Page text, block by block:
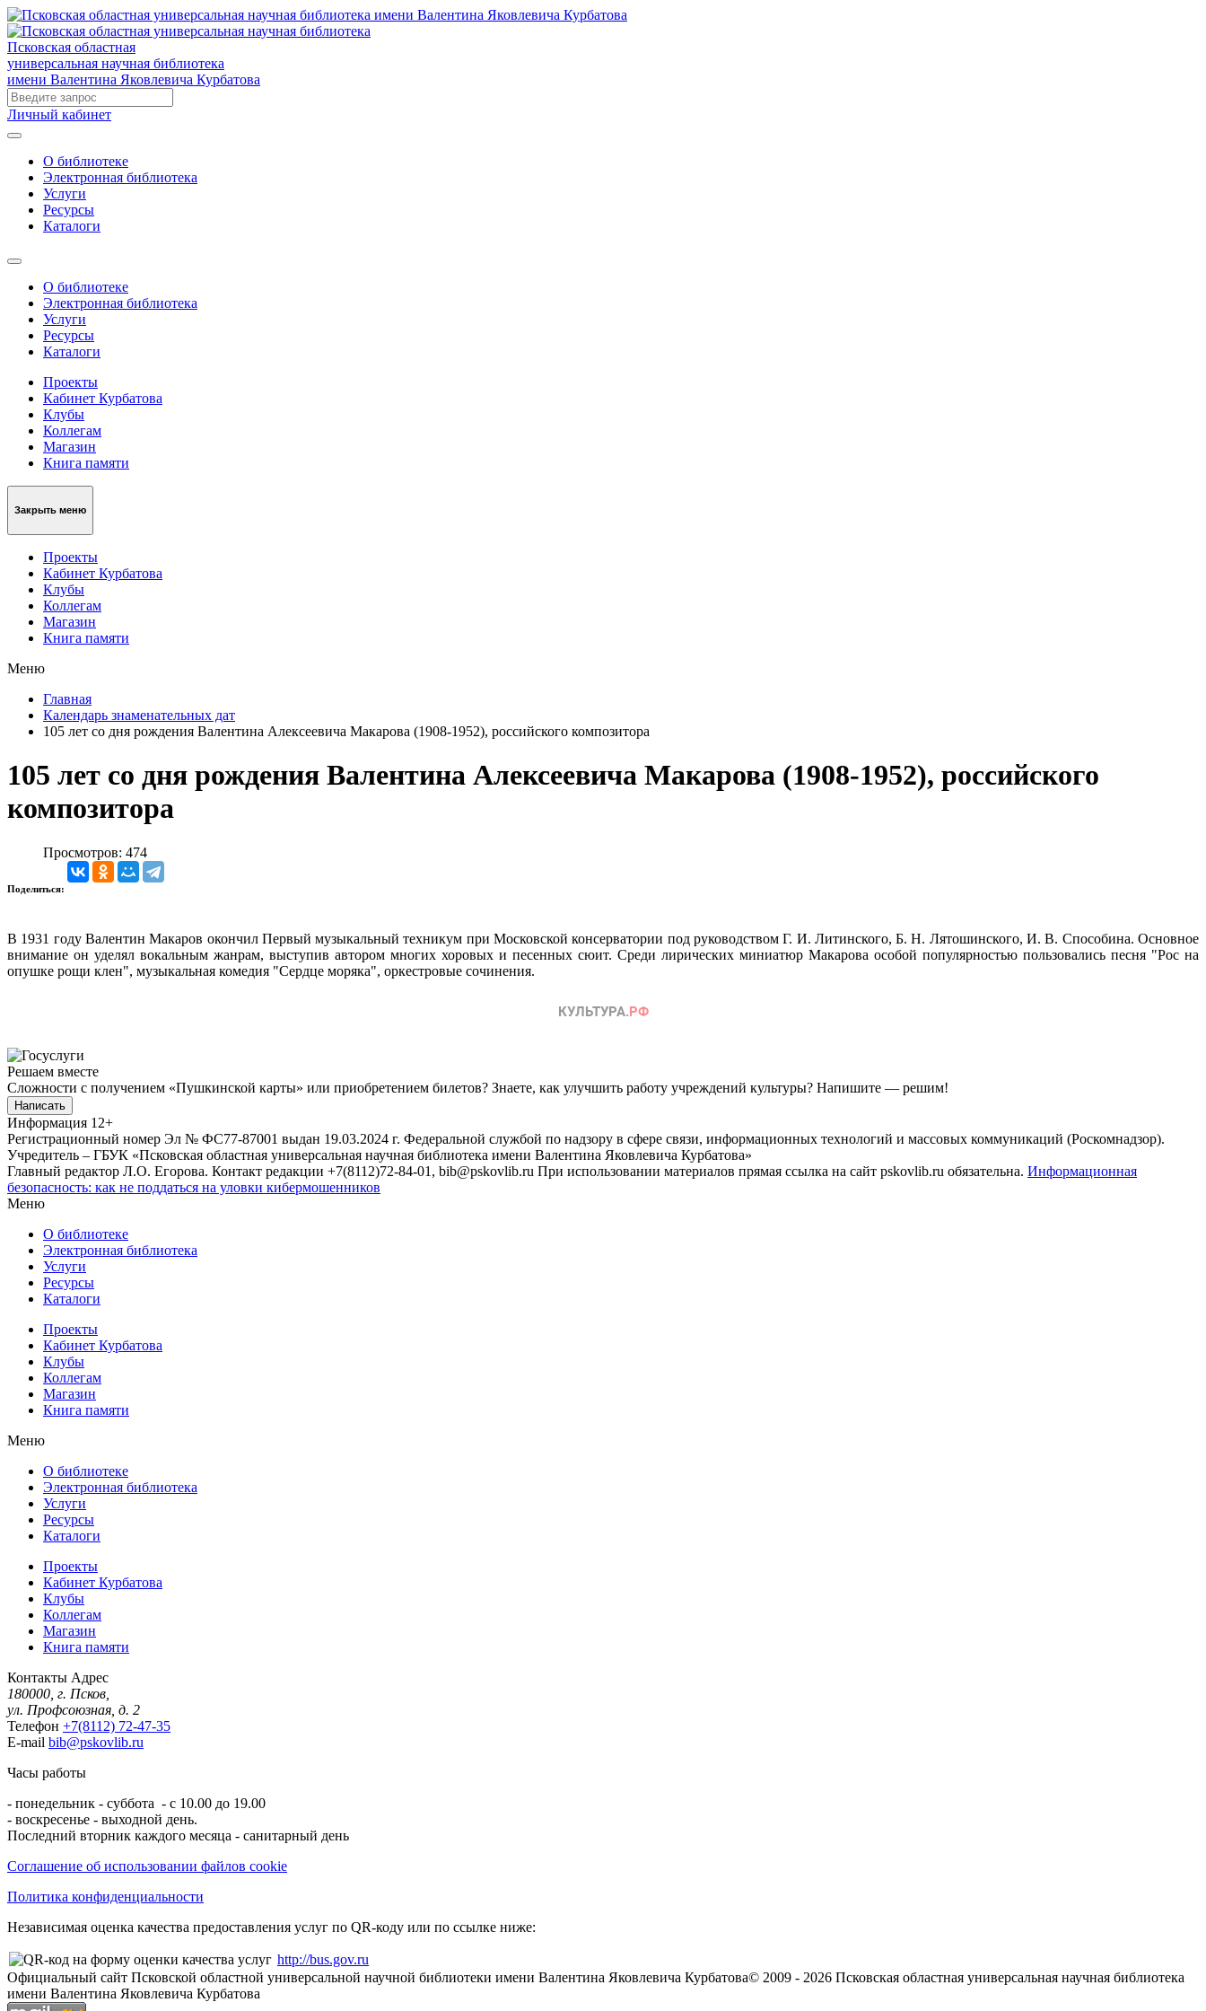
Псковская областная
универсальная научная библиотека
имени Валентина Яковлевича Курбатова
Личный кабинет
О библиотеке
Электронная библиотека
Услуги
Ресурсы
Каталоги
О библиотеке
Электронная библиотека
Услуги
Ресурсы
Каталоги
Проекты
Кабинет Курбатова
Клубы
Коллегам
Магазин
Книга памяти
Закрыть меню
Проекты
Кабинет Курбатова
Клубы
Коллегам
Магазин
Книга памяти
Меню
Главная
Календарь знаменательных дат
105 лет со дня рождения Валентина Алексеевича Макарова (1908-1952), российского композитора
105 лет со дня рождения Валентина Алексеевича Макарова (1908-1952), российского
композитора
Просмотров: 474
Поделиться:
В 1931 году Валентин Макаров окончил Первый музыкальный техникум при Московской консерватории под руководством Г. И. Литинского, Б. Н. Лятошинского, И. В. Способина. Основное
внимание он уделял вокальным жанрам, выступив автором многих хоровых и песенных сюит. Среди лирических миниатюр Макарова особой популярностью пользовались песня "Рос на
опушке рощи клен", музыкальная комедия "Сердце моряка", оркестровые сочинения.
Решаем вместе
Сложности с получением «Пушкинской карты» или приобретением билетов? Знаете, как улучшить работу учреждений культуры? Напишите — решим!
Написать
Информация 12+
Регистрационный номер Эл № ФС77-87001 выдан 19.03.2024 г. Федеральной службой по надзору в сфере связи, информационных технологий и массовых коммуникаций (Роскомнадзор).
Учредитель – ГБУК «Псковская областная универсальная научная библиотека имени Валентина Яковлевича Курбатова»
Главный редактор Л.О. Егорова. Контакт редакции +7(8112)72-84-01, bib@pskovlib.ru При использовании материалов прямая ссылка на сайт pskovlib.ru обязательна. Информационная
безопасность: как не поддаться на уловки кибермошенников
Меню
О библиотеке
Электронная библиотека
Услуги
Ресурсы
Каталоги
Проекты
Кабинет Курбатова
Клубы
Коллегам
Магазин
Книга памяти
Меню
О библиотеке
Электронная библиотека
Услуги
Ресурсы
Каталоги
Проекты
Кабинет Курбатова
Клубы
Коллегам
Магазин
Книга памяти
Контакты Адрес
180000, г. Псков,
ул. Профсоюзная, д. 2
Телефон +7(8112) 72-47-35
E-mail bib@pskovlib.ru
Часы работы
- понедельник - суббота - с 10.00 до 19.00
- воскресенье - выходной день.
Последний вторник каждого месяца - санитарный день
Соглашение об использовании файлов cookie
Политика конфиденциальности
Независимая оценка качества предоставления услуг по QR-коду или по ссылке ниже:
http://bus.gov.ru
Официальный сайт Псковской областной универсальной научной библиотеки имени Валентина Яковлевича Курбатова© 2009 - 2026 Псковская областная универсальная научная библиотека
имени Валентина Яковлевича Курбатова